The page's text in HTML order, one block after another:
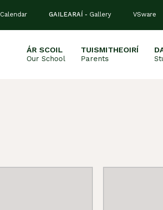
Calendar GAILEARAÍ - Gallery VSware
ÁR SCOIL
Our School
TUISMITHEOIRÍ
Parents